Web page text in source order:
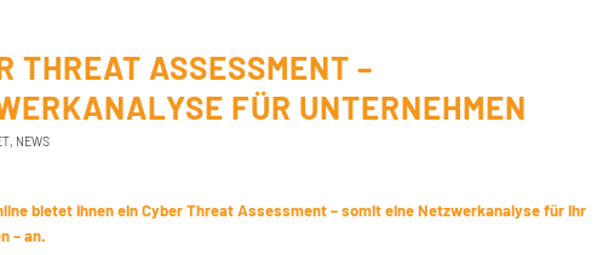
THREAT ASSESSMENT –
FÜR UNTERNEHMEN
, NEWS
bietet Ihnen ein Cyber Threat Assessment – somit eine Netzwerkanalyse für Ihr
– an.